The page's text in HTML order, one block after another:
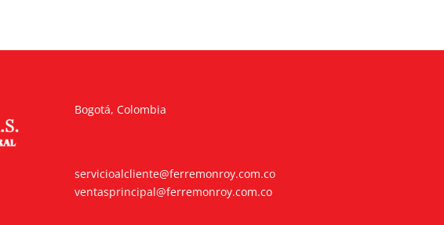
Bogotá, Colombia
servicioalcliente@ferremonroy.com.co
ventasprincipal@ferremonroy.com.co